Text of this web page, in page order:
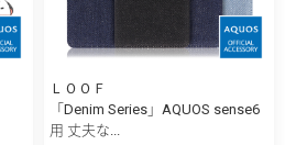
ＬＯＯＦ
「Denim Series」AQUOS sense6
用 丈夫な...